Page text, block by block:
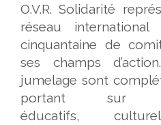
O.V.R. Solidarité
réseau
cinquantaine de
ses champs
jumelage sont
portant sur
éducatifs,